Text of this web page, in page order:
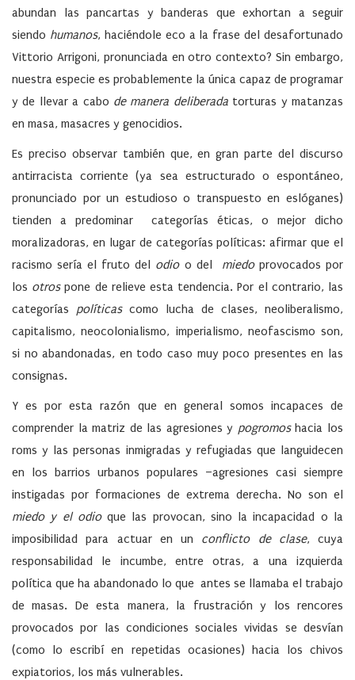
abundan las pancartas y banderas que exhortan a seguir
siendo humanos, haciéndole eco a la frase del desafortunado
Vittorio Arrigoni, pronunciada en otro contexto? Sin embargo,
nuestra especie es probablemente la única capaz de programar
y de llevar a cabo de manera deliberada torturas y matanzas
en masa, masacres y genocidios.
Es preciso observar también que, en gran parte del discurso
antirracista corriente (ya sea estructurado o espontáneo,
pronunciado por un estudioso o transpuesto en eslóganes)
tienden a predominar categorías éticas, o mejor dicho
moralizadoras, en lugar de categorías políticas: afirmar que el
racismo sería el fruto del odioo del miedo provocados por
los otrospone de relieve esta tendencia. Por el contrario, las
categorías políticascomo lucha de clases, neoliberalismo,
capitalismo, neocolonialismo, imperialismo, neofascismo son,
si no abandonadas, en todo caso muy poco presentes en las
consignas.
Y es por esta razón que en general somos incapaces de
comprender la matriz de las agresiones y pogromoshacia los
roms y las personas inmigradas y refugiadas que languidecen
en los barrios urbanos populares –agresiones casi siempre
instigadas por formaciones de extrema derecha. No son el
miedo y el odioque las provocan, sino la incapacidad o la
imposibilidad para actuar en un conflicto de clase, cuya
responsabilidad le incumbe, entre otras, a una izquierda
política que ha abandonado lo que antes se llamaba el trabajo
de masas. De esta manera, la frustración y los rencores
provocados por las condiciones sociales vividas se desvían
(como lo escribí en repetidas ocasiones) hacia los chivos
expiatorios, los más vulnerables.